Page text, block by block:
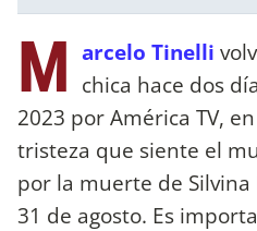
M arcelo Tinelli
chica hace dos
2023 por América TV,
tristeza que siente el
por la muerte de
31 de agosto. Es